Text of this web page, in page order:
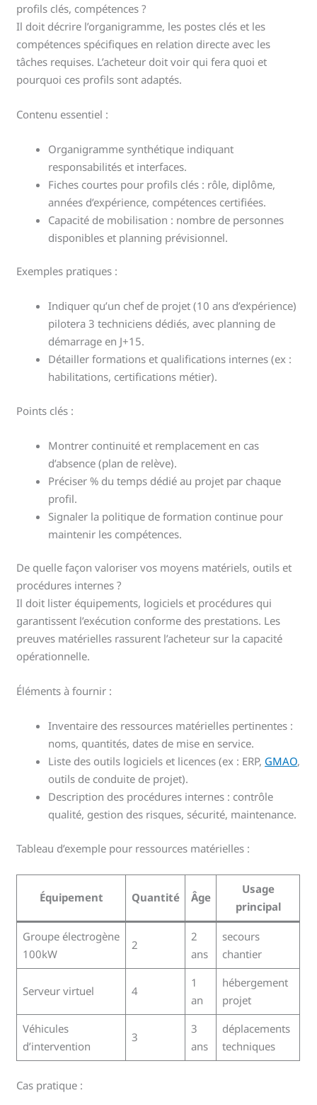
profils clés, compétences ?
Il doit décrire l’organigramme, les postes clés et les
compétences spécifiques en relation directe avec les
tâches requises. L’acheteur doit voir qui fera quoi et
pourquoi ces profils sont adaptés.
Contenu essentiel :
Organigramme synthétique indiquant
responsabilités et interfaces.
Fiches courtes pour profils clés : rôle, diplôme,
années d’expérience, compétences certifiées.
Capacité de mobilisation : nombre de personnes
disponibles et planning prévisionnel.
Exemples pratiques :
Indiquer qu’un chef de projet (10 ans d’expérience)
pilotera 3 techniciens dédiés, avec planning de
démarrage en J+15.
Détailler formations et qualifications internes (ex :
habilitations, certifications métier).
Points clés :
Montrer continuité et remplacement en cas
d’absence (plan de relève).
Préciser % du temps dédié au projet par chaque
profil.
Signaler la politique de formation continue pour
maintenir les compétences.
De quelle façon valoriser vos moyens matériels, outils et
procédures internes ?
Il doit lister équipements, logiciels et procédures qui
garantissent l’exécution conforme des prestations. Les
preuves matérielles rassurent l’acheteur sur la capacité
opérationnelle.
Éléments à fournir :
Inventaire des ressources matérielles pertinentes :
noms, quantités, dates de mise en service.
Liste des outils logiciels et licences (ex : ERP, GMAO,
outils de conduite de projet).
Description des procédures internes : contrôle
qualité, gestion des risques, sécurité, maintenance.
Tableau d’exemple pour ressources matérielles :
Équipement Quantité Âge
Usage
principal
Groupe électrogène
100kW
2
2
ans
secours
chantier
Serveur virtuel 4
1
an
hébergement
projet
Véhicules
d’intervention
3
3
ans
déplacements
techniques
Cas pratique :